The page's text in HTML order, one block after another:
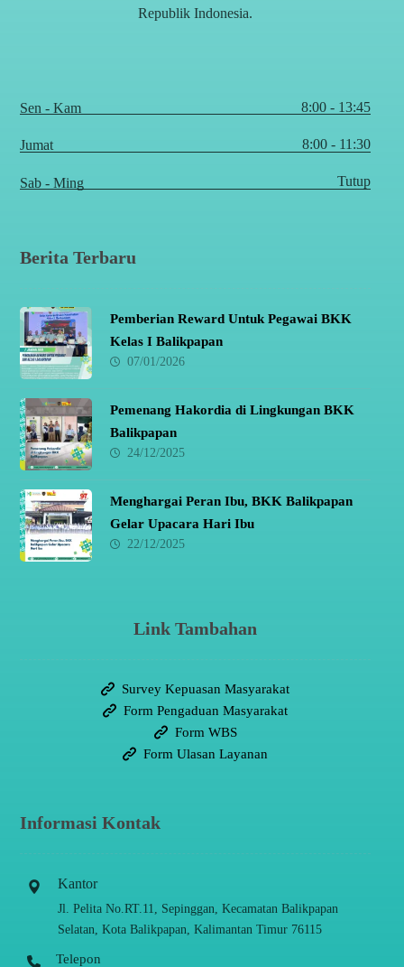
Republik Indonesia.
Sen - Kam 8:00 - 13:45
Jumat 8:00 - 11:30
Sab - Ming Tutup
Berita Terbaru
Pemberian Reward Untuk Pegawai BKK
Kelas I Balikpapan
07/01/2026
Pemenang Hakordia di Lingkungan BKK
Balikpapan
24/12/2025
Menghargai Peran Ibu, BKK Balikpapan
Gelar Upacara Hari Ibu
22/12/2025
Link Tambahan
Survey Kepuasan Masyarakat
Form Pengaduan Masyarakat
Form WBS
Form Ulasan Layanan
Informasi Kontak
Kantor
Jl. Pelita No.RT.11, Sepinggan, Kecamatan Balikpapan
Selatan, Kota Balikpapan, Kalimantan Timur 76115
Telepon